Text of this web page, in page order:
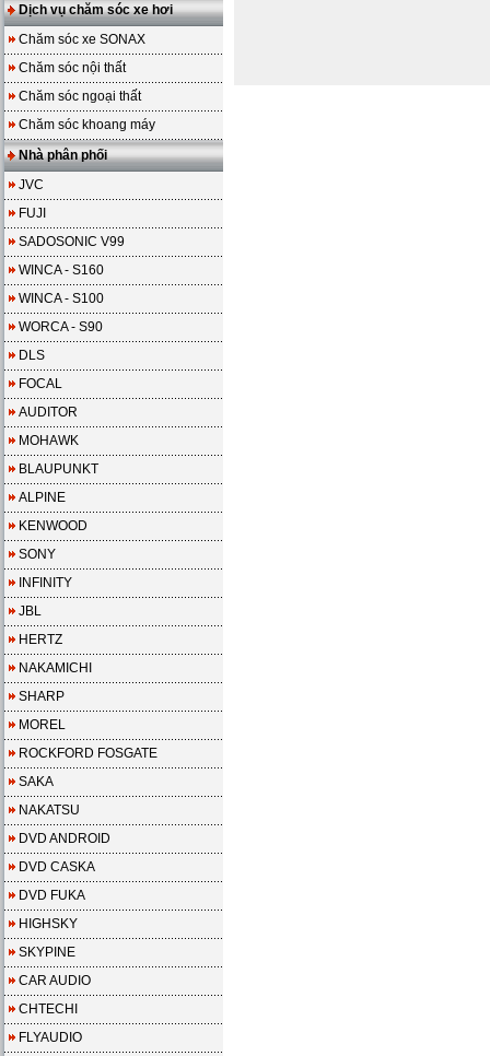
Dịch vụ chăm sóc xe hơi
Chăm sóc xe SONAX
Chăm sóc nội thất
Chăm sóc ngoại thất
Chăm sóc khoang máy
Nhà phân phối
JVC
FUJI
SADOSONIC V99
WINCA - S160
WINCA - S100
WORCA - S90
DLS
FOCAL
AUDITOR
MOHAWK
BLAUPUNKT
ALPINE
KENWOOD
SONY
INFINITY
JBL
HERTZ
NAKAMICHI
SHARP
MOREL
ROCKFORD FOSGATE
SAKA
NAKATSU
DVD ANDROID
DVD CASKA
DVD FUKA
HIGHSKY
SKYPINE
CAR AUDIO
CHTECHI
FLYAUDIO